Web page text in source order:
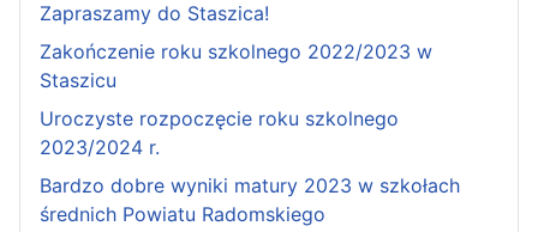
Zapraszamy do Staszica!
Zakończenie roku szkolnego 2022/2023 w
Staszicu
Uroczyste rozpoczęcie roku szkolnego
2023/2024 r.
Bardzo dobre wyniki matury 2023 w szkołach
średnich Powiatu Radomskiego